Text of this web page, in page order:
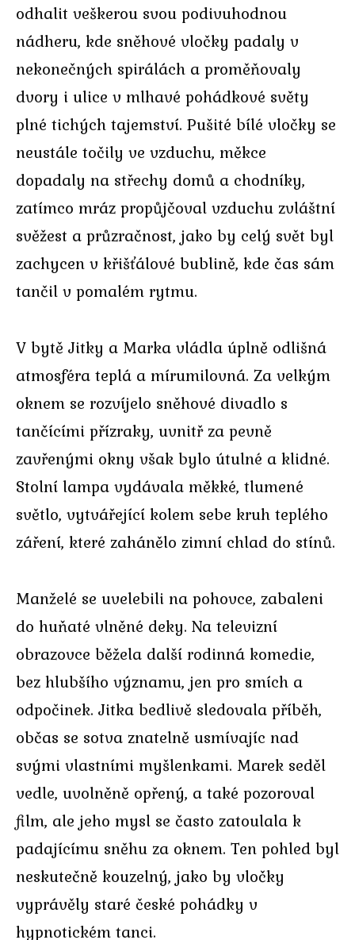
odhalit veškerou svou podivuhodnou
nádheru, kde sněhové vločky padaly v
nekonečných spirálách a proměňovaly
dvory i ulice v mlhavé pohádkové světy
plné tichých tajemství. Pušité bílé vločky se
neustále točily ve vzduchu, měkce
dopadaly na střechy domů a chodníky,
zatímco mráz propůjčoval vzduchu zvláštní
svěžest a průzračnost, jako by celý svět byl
zachycen v křišťálové bublině, kde čas sám
tančil v pomalém rytmu.
V bytě Jitky a Marka vládla úplně odlišná
atmosféra teplá a mírumilovná. Za velkým
oknem se rozvíjelo sněhové divadlo s
tančícími přízraky, uvnitř za pevně
zavřenými okny však bylo útulné a klidné.
Stolní lampa vydávala měkké, tlumené
světlo, vytvářející kolem sebe kruh teplého
záření, které zahánělo zimní chlad do stínů.
Manželé se uvelebili na pohovce, zabaleni
do huňaté vlněné deky. Na televizní
obrazovce běžela další rodinná komedie,
bez hlubšího významu, jen pro smích a
odpočinek. Jitka bedlivě sledovala příběh,
občas se sotva znatelně usmívajíc nad
svými vlastními myšlenkami. Marek seděl
vedle, uvolněně opřený, a také pozoroval
film, ale jeho mysl se často zatoulala k
padajícímu sněhu za oknem. Ten pohled byl
neskutečně kouzelný, jako by vločky
vyprávěly staré české pohádky v
hypnotickém tanci.